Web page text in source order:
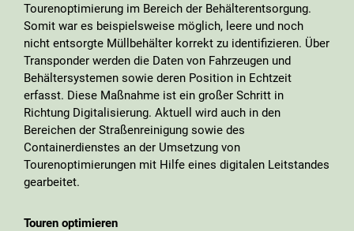
Tourenoptimierung im Bereich der Behälterentsorgung.
Somit war es beispielsweise möglich, leere und noch
nicht entsorgte Müllbehälter korrekt zu identifizieren. Über
Transponder werden die Daten von Fahrzeugen und
Behältersystemen sowie deren Position in Echtzeit
erfasst. Diese Maßnahme ist ein großer Schritt in
Richtung Digitalisierung. Aktuell wird auch in den
Bereichen der Straßenreinigung sowie des
Containerdienstes an der Umsetzung von
Tourenoptimierungen mit Hilfe eines digitalen Leitstandes
gearbeitet.
Touren optimieren